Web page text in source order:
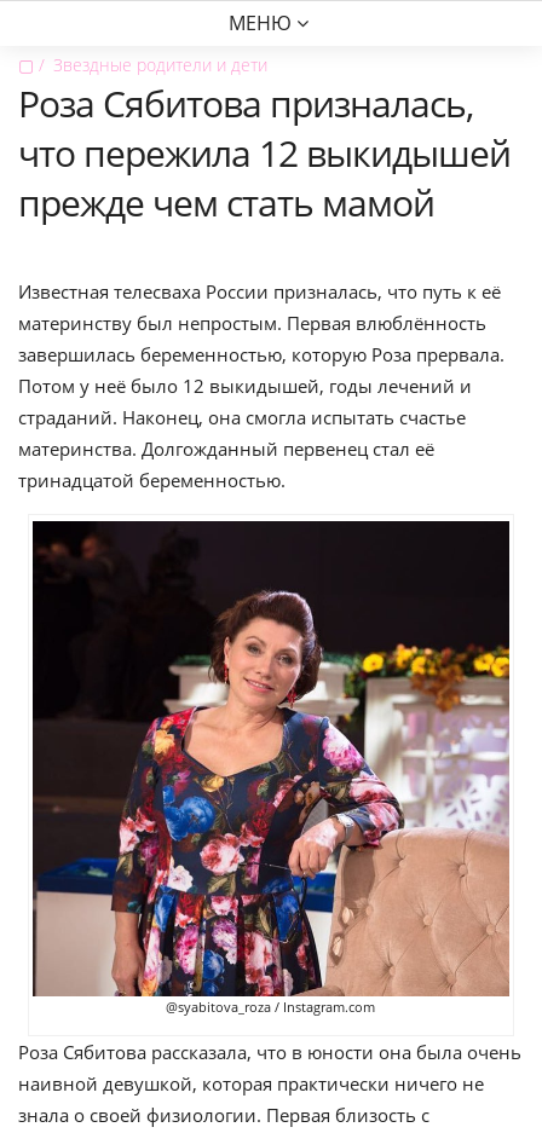
МЕНЮ
▢ Звездные родители и дети
Роза Сябитова призналась,
что пережила 12 выкидышей
прежде чем стать мамой
Известная телесваха России призналась, что путь к её
материнству был непростым. Первая влюблённость
завершилась беременностью, которую Роза прервала.
Потом у неё было 12 выкидышей, годы лечений и
страданий. Наконец, она смогла испытать счастье
материнства. Долгожданный первенец стал её
тринадцатой беременностью.
@syabitova_roza / Instagram.com
Роза Сябитова рассказала, что в юности она была очень
наивной девушкой, которая практически ничего не
знала о своей физиологии. Первая близость с